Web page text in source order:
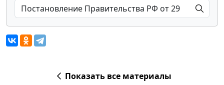
Показать все материалы